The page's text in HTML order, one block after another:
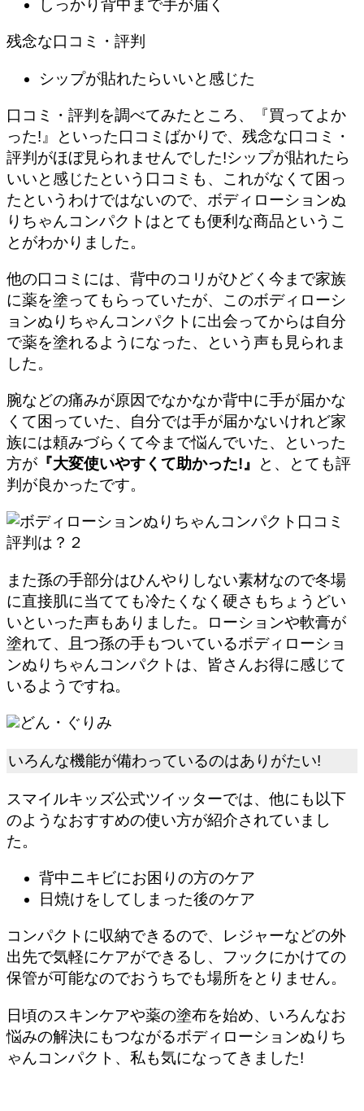
しっかり背中まで手が届く
残念な口コミ・評判
シップが貼れたらいいと感じた
口コミ・評判を調べてみたところ、
『買ってよか
った!』といった口コミばかりで、残念な口コミ・
評判がほぼ見られませんでした!シップが貼れたら
いいと感じたという口コミも、これがなくて困っ
たというわけではないので、ボディローションぬ
りちゃんコンパクトはとても便利な商品というこ
とがわかりました。
他の口コミには、背中のコリがひどく今まで家族
に薬を塗ってもらっていたが、このボディローシ
ョンぬりちゃんコンパクトに出会ってからは自分
で薬を塗れるようになった、という声も見られま
した。
腕などの痛みが原因でなかなか背中に手が届かな
くて困っていた、自分では手が届かないけれど家
族には頼みづらくて今まで悩んでいた、といった
方が 『大変使いやすくて助かった!』
と、とても評
判が良かったです。
また孫の手部分はひんやりしない素材なので冬場
に直接肌に当てても冷たくなく硬さもちょうどい
いといった声もありました。ローションや軟膏が
塗れて、且つ孫の手もついているボディローショ
ンぬりちゃんコンパクトは、皆さんお得に感じて
いるようですね。
どん・ぐりみ
いろんな機能が備わっているのはありがたい!
スマイルキッズ公式ツイッターでは、他にも以下
のようなおすすめの使い方が紹介されていまし
た。
背中ニキビにお困りの方のケア
日焼けをしてしまった後のケア
コンパクトに収納できるので、レジャーなどの外
出先で気軽にケアができるし、フックにかけての
保管が可能なのでおうちでも場所をとりません。
日頃のスキンケアや薬の塗布を始め、いろんなお
悩みの解決にもつながるボディローションぬりち
ゃんコンパクト、私も気になってきました!